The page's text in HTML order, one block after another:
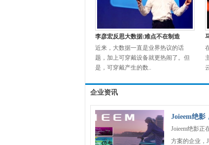
李彦宏反思大数据:难点不在制造
近来，大数据一直是业界热议的话
题，加上可穿戴设备就更热闹了。但
是，可穿戴产生的数..
企业资讯
Joieem绝影
Joieem绝影
方案的企业，